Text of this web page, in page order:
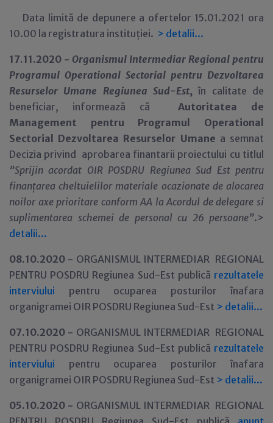
Data limită de depunere a ofertelor 15.01.2021 ora
10.00 la registratura instituției. > detalii...
17.11.2020 - Organismul Intermediar Regional pentru
Programul Operational Sectorial pentru Dezvoltarea
Resurselor Umane Regiunea Sud-Est, în calitate de
beneficiar,
informează că
Autoritatea de
Management pentru Programul Operational
Sectorial Dezvoltarea Resurselor Umane a semnat
Decizia privind aprobarea finantarii proiectului cu titlul
”Sprijin acordat OIR POSDRU Regiunea Sud Est pentru
finanțarea cheltuielilor materiale ocazionate de alocarea
noilor axe prioritare conform AA la Acordul de delegare si
suplimentarea schemei de personal cu 26 persoane”.>
detalii...
08.10.2020 - ORGANISMUL INTERMEDIAR REGIONAL
PENTRU POSDRU Regiunea Sud-Est publică rezultatele
interviului pentru ocuparea posturilor înafara
organigramei OIR POSDRU Regiunea Sud-Est > detalii...
07.10.2020 - ORGANISMUL INTERMEDIAR REGIONAL
PENTRU POSDRU Regiunea Sud-Est publică rezultatele
interviului pentru ocuparea posturilor înafara
organigramei OIR POSDRU Regiunea Sud-Est > detalii...
05.10.2020 - ORGANISMUL INTERMEDIAR REGIONAL